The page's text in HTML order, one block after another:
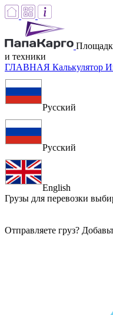
и техники
ГЛАВНАЯ Калькулятор
Русский
Русский
English
Грузы для перевозки
Отправляете груз?